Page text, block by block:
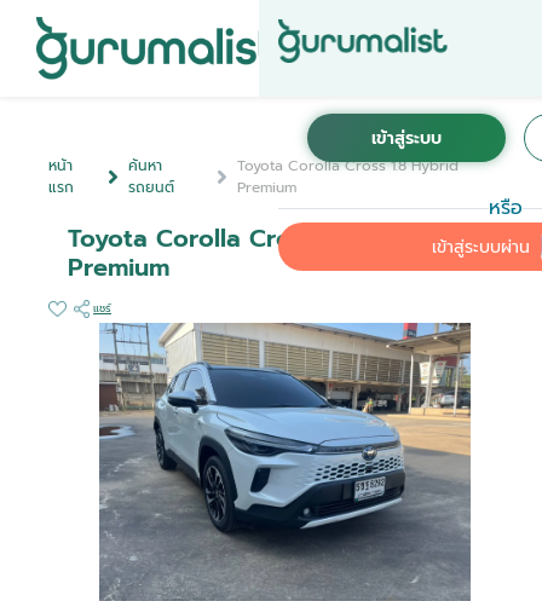
หรือ
เข้าสู่ระบบผ่าน
หน้า
แรก
ค้นหา
รถยนต์
Toyota Corolla Cross 1.8 Hybrid
Premium
Toyota Corolla Cross 1.8 Hybrid
Premium
แชร์